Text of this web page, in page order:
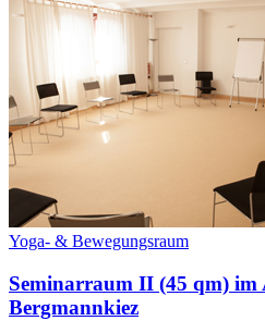
Yoga- & Bewegungsraum
Seminarraum II (45 qm)
Bergmannkiez